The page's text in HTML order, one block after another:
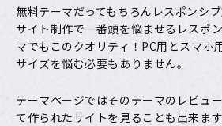
無料テーマだってもちろんレスポンシ
サイト制作で一番頭を悩ませるレスポ
マでもこのクオリティ！PC用とスマホ
サイズを悩む必要もありません。
テーマページではそのテーマのレビュ
て作られたサイトを見ることも出来ま